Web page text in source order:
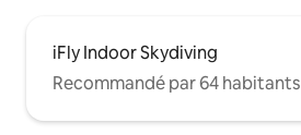
iFly Indoor Skydiving
Recommandé par 64 habitants